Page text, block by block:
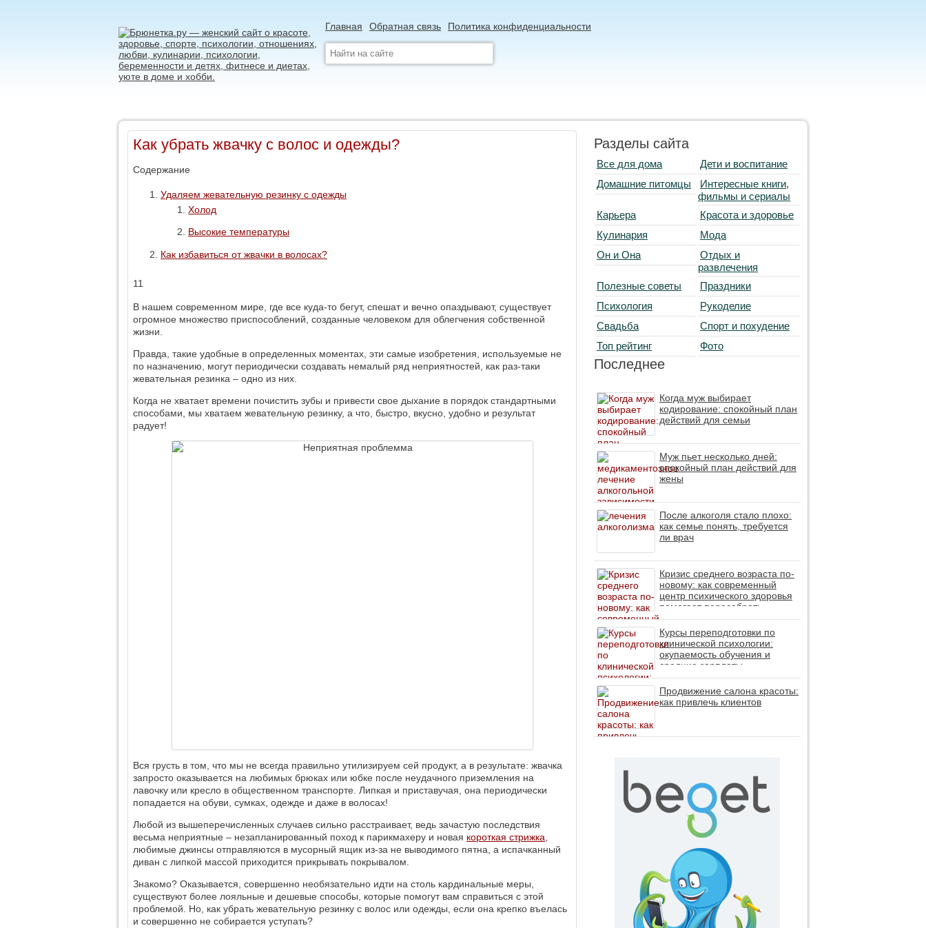
Главная Обратная связь Политика конфиденциальности
Как убрать жвачку с волос и одежды?
Содержание
Удаляем жевательную резинку с одежды
Холод
Высокие температуры
Как избавиться от жвачки в волосах?
11
В нашем современном мире, где все куда-то бегут, спешат и вечно опаздывают, существует
огромное множество приспособлений, созданные человеком для облегчения собственной
жизни.
Правда, такие удобные в определенных моментах, эти самые изобретения, используемые не
по назначению, могут периодически создавать немалый ряд неприятностей, как раз-таки
жевательная резинка – одно из них.
Когда не хватает времени почистить зубы и привести свое дыхание в порядок стандартными
способами, мы хватаем жевательную резинку, а что, быстро, вкусно, удобно и результат
радует!
Вся грусть в том, что мы не всегда правильно утилизируем сей продукт, а в результате: жвачка
запросто оказывается на любимых брюках или юбке после неудачного приземления на
лавочку или кресло в общественном транспорте. Липкая и приставучая, она периодически
попадается на обуви, сумках, одежде и даже в волосах!
Любой из вышеперечисленных случаев сильно расстраивает, ведь зачастую последствия
весьма неприятные – незапланированный поход к парикмахеру и новая короткая стрижка
любимые джинсы отправляются в мусорный ящик из-за не выводимого пятна, а испачканный
диван с липкой массой приходится прикрывать покрывалом.
Знакомо? Оказывается, совершенно необязательно идти на столь кардинальные меры,
существуют более лояльные и дешевые способы, которые помогут вам справиться с этой
проблемой. Но, как убрать жевательную резинку с волос или одежды, если она крепко въелась
и совершенно не собирается уступать?
Разделы сайта
Все для дома
Дети и воспитание
Домашние питомцы
Интересные книги,
фильмы и сериалы
Карьера
Красота и здоровье
Кулинария
Мода
Он и Она
Отдых и
развлечения
Полезные советы
Праздники
Психология
Рукоделие
Свадьба
Спорт и похудение
Топ рейтинг
Фото
Последнее
Когда муж выбирает
кодирование: спокойный план
действий для семьи
Муж пьет несколько дней:
спокойный план действий для
жены
После алкоголя стало плохо:
как семье понять, требуется
ли врач
Кризис среднего возраста по-
новому: как современный
центр психического здоровья
помогает пересобрать
личность без таблеток (методы
ДПДГ и КПТ)
Курсы переподготовки по
клинической психологии:
окупаемость обучения и
средние зарплаты
специалистов в 2026 году
Продвижение салона красоты:
как привлечь клиентов